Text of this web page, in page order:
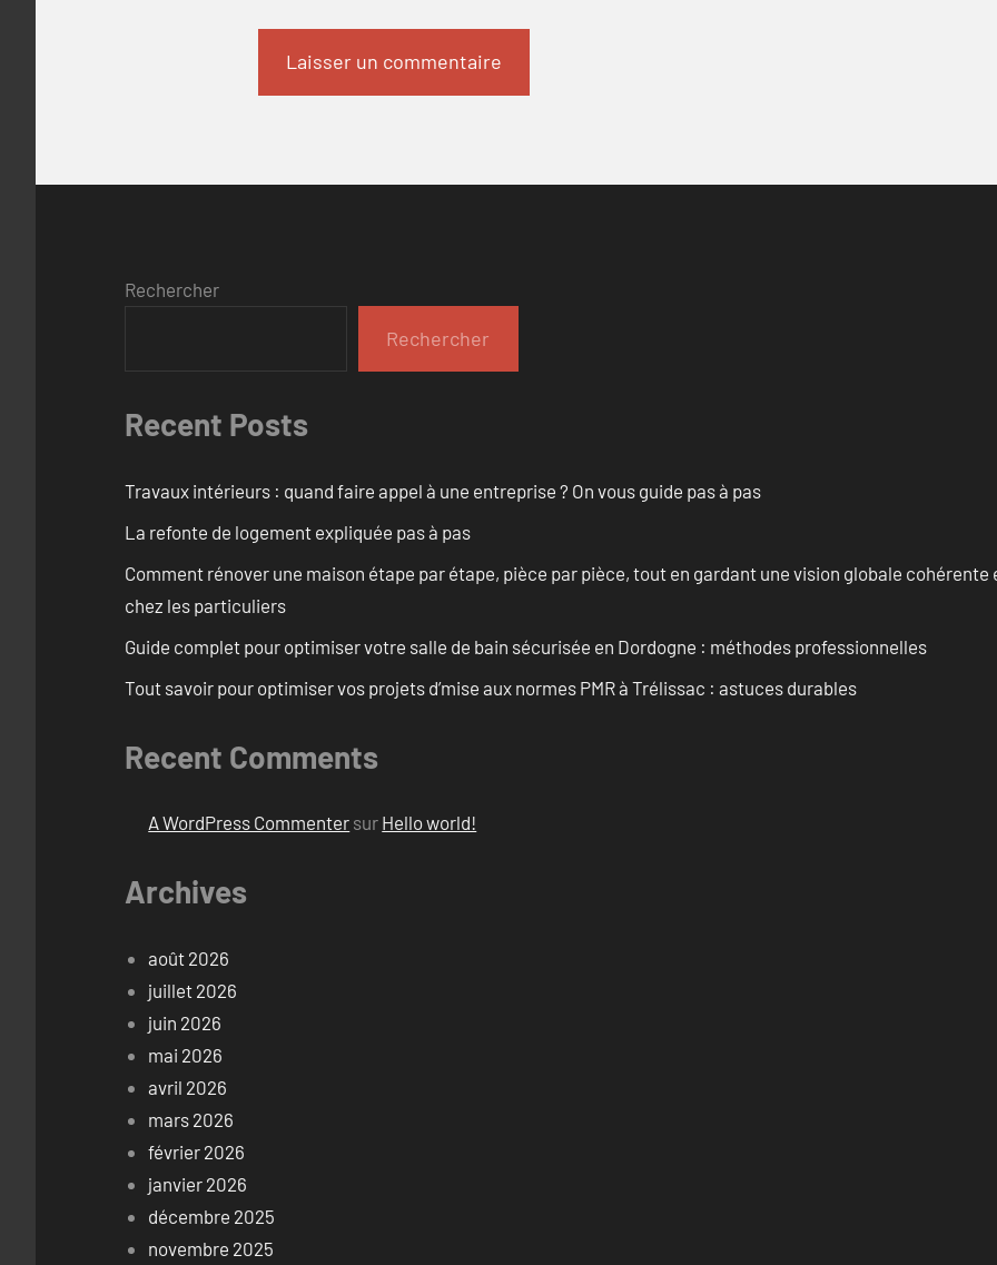
Rechercher
Rechercher
Recent Posts
Travaux intérieurs : quand faire appel à une entreprise ? On vous guide pas à pas
La refonte de logement expliquée pas à pas
Comment rénover une maison étape par étape, pièce par pièce, tout en gardant une vision globale
chez les particuliers
Guide complet pour optimiser votre salle de bain sécurisée en Dordogne : méthodes professionnelles
Tout savoir pour optimiser vos projets d’mise aux normes PMR à Trélissac : astuces durables
Recent Comments
A WordPress Commenter sur Hello world!
Archives
août 2026
juillet 2026
juin 2026
mai 2026
avril 2026
mars 2026
février 2026
janvier 2026
décembre 2025
novembre 2025